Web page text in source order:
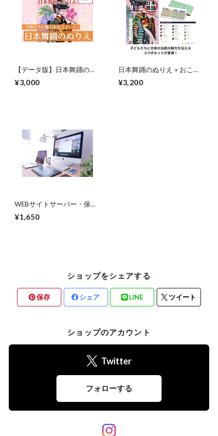
【データ版】日本舞踊の塗
¥3,000
日本舞踊のぬりえ＋おこめ
ラボセット
¥3,200
WEBサイトサーバー・保守
費用
¥1,650
ショップをシェアする
保存 シェア LINE ツイート
ショップのアカウント
Twitter
フォローする